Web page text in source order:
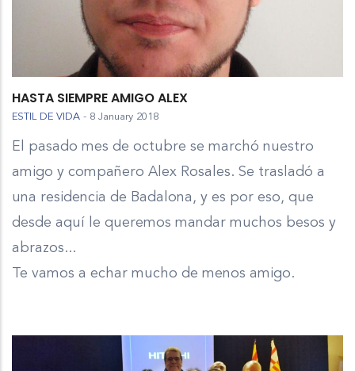
HASTA SIEMPRE AMIGO ALEX
ESTIL DE VIDA - 8 January 2018
El pasado mes de octubre se marchó nuestro
amigo y compañero Alex Rosales. Se trasladó a
una residencia de Badalona, y es por eso, que
desde aquí le queremos mandar muchos besos y
abrazos...
Te vamos a echar mucho de menos amigo.